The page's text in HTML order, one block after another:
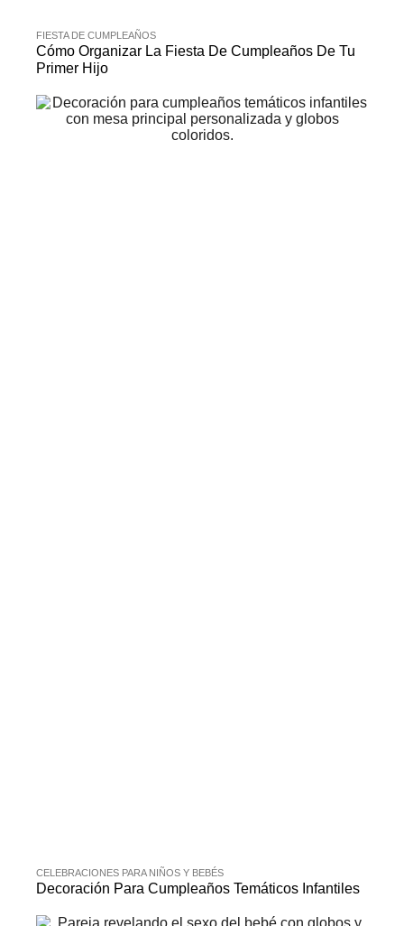
FIESTA DE CUMPLEAÑOS
Cómo Organizar La Fiesta De Cumpleaños De Tu
Primer Hijo
CELEBRACIONES PARA NIÑOS Y BEBÉS
Decoración Para Cumpleaños Temáticos Infantiles